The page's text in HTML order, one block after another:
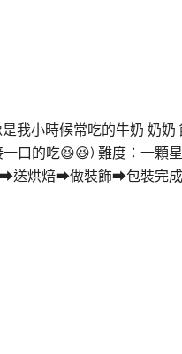
我小時候常吃的牛奶 奶
口的吃😆😆) 難度：一顆
➡送烘焙➡做裝飾➡包裝完成